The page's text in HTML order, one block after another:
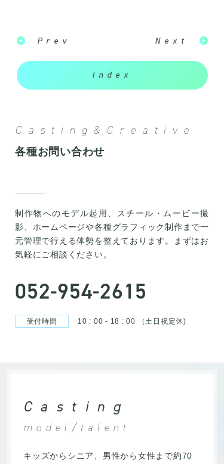
Prev
Index
Next
Casting&Creative
各種お問い合わせ
制作物へのモデル起用、スチール・ムービー撮
影、ホームページや各種グラフィック制作まで一
元管理で行える体勢を整えております。まずはお
気軽にご相談ください。
052-954-2615
受付時間 10 : 00 - 18 : 00 （土日祝定休)
Casting
model/talent
キッズからシニア、男性から女性まで約70